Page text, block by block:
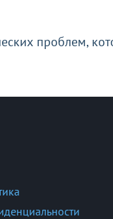
проблем,